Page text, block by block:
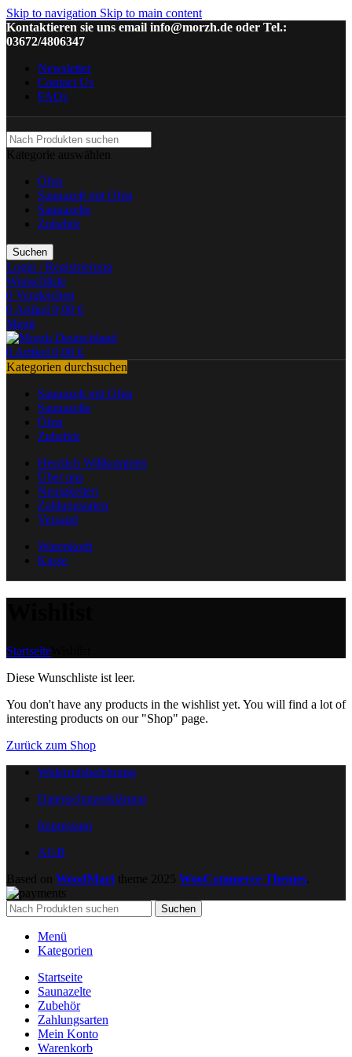
Skip to navigation Skip to main content
Kontaktieren sie uns email info@morzh.de oder Tel.:
03672/4806347
Newsletter
Contact Us
FAQs
Kategorie auswählen
Öfen
Saunazelt mit Ofen
Saunazelte
Zubehör
Suchen
Login / Registrierung
Wunschliste
0 Vergleichen
0 Artikel 0,00 €
Menü
0 Artikel 0,00 €
Kategorien durchsuchen
Saunazelt mit Ofen
Saunazelte
Öfen
Zubehör
Herzlich Willkommen
Über uns
Neuigkeiten
Zahlungsarten
Versand
Warenkorb
Kasse
Startseite
Diese Wunschliste ist leer.
You don't have any products in the wishlist yet. You will find a lot of
interesting products on our "Shop" page.
Zurück zum Shop
Widerrufsbelehrung
Datenschutzerklärung
Impressum
AGB
Based on WoodMart theme 2025 WooCommerce Themes
Suchen
Menü
Kategorien
Startseite
Saunazelte
Zubehör
Zahlungsarten
Mein Konto
Warenkorb